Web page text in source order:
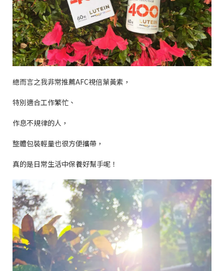
總而言之我非常推薦AFC視倍葉黃素，
特別適合工作繁忙、
作息不規律的人，
整體包裝輕量也很方便攜帶，
真的是日常生活中保養好幫手呢！